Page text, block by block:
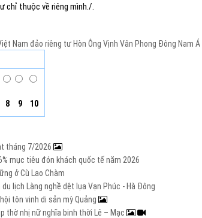
chỉ thuộc về riêng mình./.
Nam đảo riêng tư Hòn Ông Vịnh Vân Phong Đông Nam Á
8 9 10
tháng 7/2026
mục tiêu đón khách quốc tế năm 2026
ở Cù Lao Chàm
lịch Làng nghề dệt lụa Vạn Phúc - Hà Đông
tôn vinh di sản mỳ Quảng
thờ nhị nữ nghĩa binh thời Lê – Mạc